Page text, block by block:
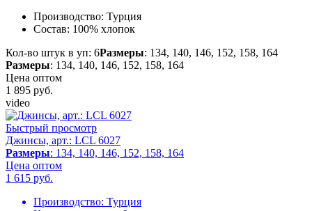
Производство: Турция
Состав: 100% хлопок
Кол-во штук в уп: 6Размеры: 134, 140, 146, 152, 158, 164
Размеры: 134, 140, 146, 152, 158, 164
Цена оптом
1 895 руб.
video
Быстрый просмотр
Джинсы, арт.: LCL 6027
Размеры: 134, 140, 146, 152, 158, 164
Цена оптом
1 615 руб.
Производство: Турция